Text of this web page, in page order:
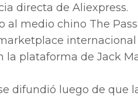
directa de Aliexpress.
al medio chino The
internacional
la plataforma de Jack
difundió luego de que